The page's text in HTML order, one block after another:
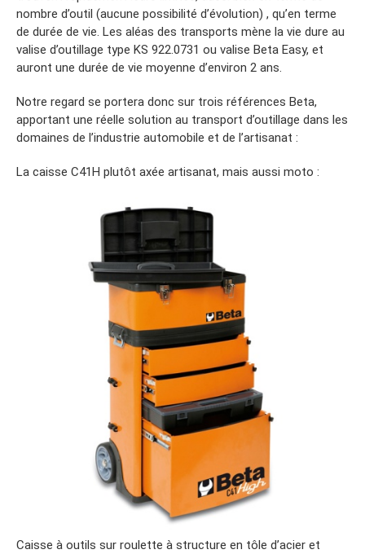
nombre d’outil (aucune possibilité d’évolution) , qu’en terme
de durée de vie. Les aléas des transports mène la vie dure au
valise d’outillage type KS 922.0731 ou valise Beta Easy, et
auront une durée de vie moyenne d’environ 2 ans.
Notre regard se portera donc sur trois références Beta,
apportant une réelle solution au transport d’outillage dans les
domaines de l’industrie automobile et de l’artisanat :
La caisse C41H plutôt axée artisanat, mais aussi moto :
Caisse à outils sur roulette à structure en tôle d’acier et